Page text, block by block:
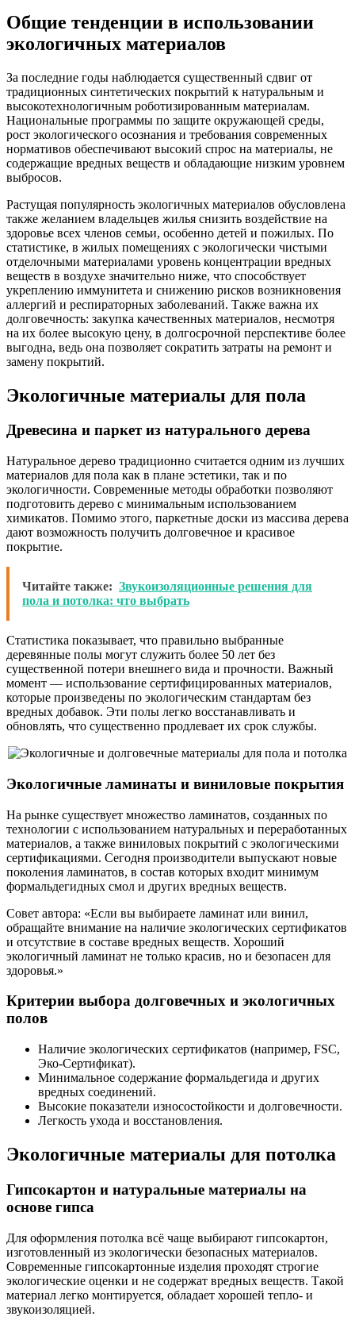
Общие тенденции в использовании
экологичных материалов
За последние годы наблюдается существенный сдвиг от
традиционных синтетических покрытий к натуральным и
высокотехнологичным роботизированным материалам.
Национальные программы по защите окружающей среды,
рост экологического осознания и требования современных
нормативов обеспечивают высокий спрос на материалы, не
содержащие вредных веществ и обладающие низким уровнем
выбросов.
Растущая популярность экологичных материалов обусловлена
также желанием владельцев жилья снизить воздействие на
здоровье всех членов семьи, особенно детей и пожилых. По
статистике, в жилых помещениях с экологически чистыми
отделочными материалами уровень концентрации вредных
веществ в воздухе значительно ниже, что способствует
укреплению иммунитета и снижению рисков возникновения
аллергий и респираторных заболеваний. Также важна их
долговечность: закупка качественных материалов, несмотря
на их более высокую цену, в долгосрочной перспективе более
выгодна, ведь она позволяет сократить затраты на ремонт и
замену покрытий.
Экологичные материалы для пола
Древесина и паркет из натурального дерева
Натуральное дерево традиционно считается одним из лучших
материалов для пола как в плане эстетики, так и по
экологичности. Современные методы обработки позволяют
подготовить дерево с минимальным использованием
химикатов. Помимо этого, паркетные доски из массива дерева
дают возможность получить долговечное и красивое
покрытие.
Читайте также: Звукоизоляционные решения для
пола и потолка: что выбрать
Статистика показывает, что правильно выбранные
деревянные полы могут служить более 50 лет без
существенной потери внешнего вида и прочности. Важный
момент — использование сертифицированных материалов,
которые произведены по экологическим стандартам без
вредных добавок. Эти полы легко восстанавливать и
обновлять, что существенно продлевает их срок службы.
Экологичные ламинаты и виниловые покрытия
На рынке существует множество ламинатов, созданных по
технологии с использованием натуральных и переработанных
материалов, а также виниловых покрытий с экологическими
сертификациями. Сегодня производители выпускают новые
поколения ламинатов, в состав которых входит минимум
формальдегидных смол и других вредных веществ.
Совет автора: «Если вы выбираете ламинат или винил,
обращайте внимание на наличие экологических сертификатов
и отсутствие в составе вредных веществ. Хороший
экологичный ламинат не только красив, но и безопасен для
здоровья.»
Критерии выбора долговечных и экологичных
полов
Наличие экологических сертификатов (например, FSC,
Эко-Сертификат).
Минимальное содержание формальдегида и других
вредных соединений.
Высокие показатели износостойкости и долговечности.
Легкость ухода и восстановления.
Экологичные материалы для потолка
Гипсокартон и натуральные материалы на
основе гипса
Для оформления потолка всё чаще выбирают гипсокартон,
изготовленный из экологически безопасных материалов.
Современные гипсокартонные изделия проходят строгие
экологические оценки и не содержат вредных веществ. Такой
материал легко монтируется, обладает хорошей тепло- и
звукоизоляцией.